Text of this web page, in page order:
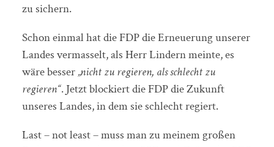
zu sichern.
Schon einmal hat die FDP die Erneuerung unserer
Landes vermasselt, als Herr Lindern meinte, es
wäre besser„nicht zu regieren, als schlecht zu
regieren“. Jetzt blockiert die FDP die Zukunft
unseres Landes, in dem sie schlecht regiert.
Last – not least – muss man zu meinem großen